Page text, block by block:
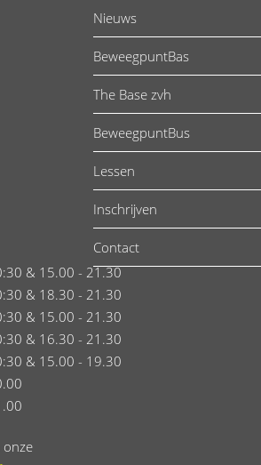
& 15.00 - 21.30
& 18.30 - 21.30
& 15.00 - 21.30
& 16.30 - 21.30
& 15.00 - 19.30
onze
Nieuws
BeweegpuntBas
The Base zvh
BeweegpuntBus
Lessen
Inschrijven
Contact